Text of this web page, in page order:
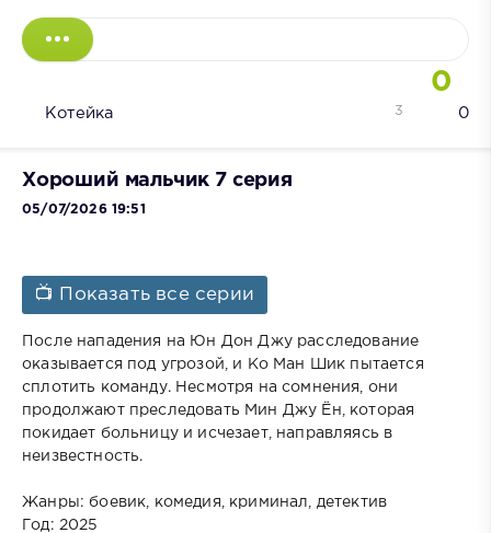
0
Котейка 0
3
Хороший мальчик 7 серия
05/07/2026 19:51
📺 Показать все серии
После нападения на Юн Дон Джу расследование
оказывается под угрозой, и Ко Ман Шик пытается
сплотить команду. Несмотря на сомнения, они
продолжают преследовать Мин Джу Ён, которая
покидает больницу и исчезает, направляясь в
неизвестность.
Жанры: боевик, комедия, криминал, детектив
Год: 2025